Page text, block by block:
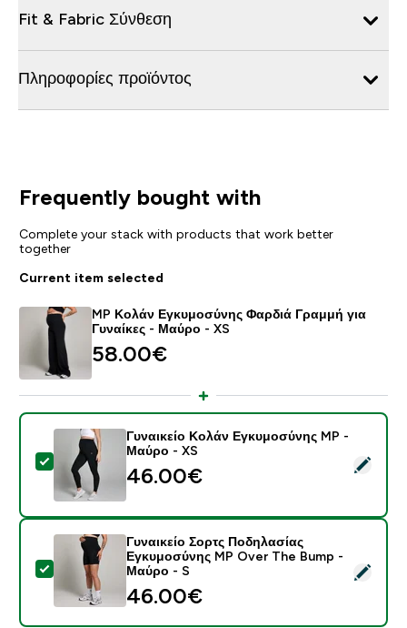
Fit & Fabric Σύνθεση
Πληροφορίες προϊόντος
Frequently bought with
Complete your stack with products that work better
together
Current item selected
MP Κολάν Εγκυμοσύνης Φαρδιά Γραμμή για
Γυναίκες - Μαύρο - XS
58.00€‎
Select this product - Γυναικείο Κολάν Εγκυμοσύνης
Γυναικείο Κολάν Εγκυμοσύνης MP -
Μαύρο - XS
46.00€‎
Select this product - Γυναικείο Σορτς Ποδηλασίας
Γυναικείο Σορτς Ποδηλασίας
Εγκυμοσύνης MP Over The Bump -
Μαύρο - S
46.00€‎